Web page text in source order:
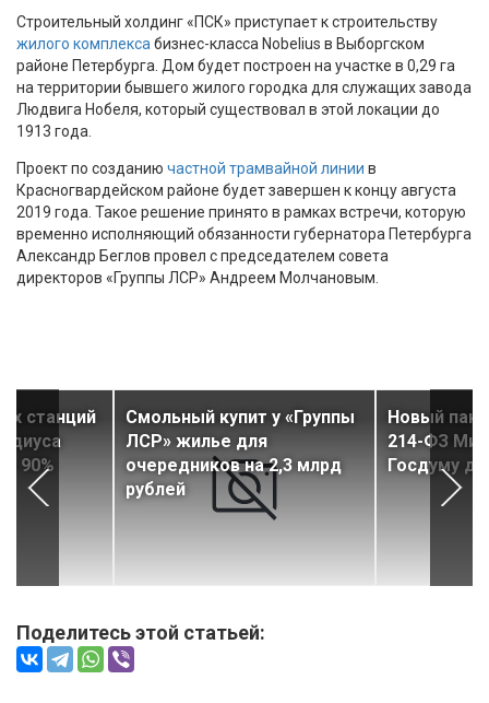
Строительный холдинг «ПСК» приступает к строительству
жилого комплекса бизнес-класса Nobelius в Выборгском
районе Петербурга. Дом будет построен на участке в 0,29 га
на территории бывшего жилого городка для служащих завода
Людвига Нобеля, который существовал в этой локации до
1913 года.
Проект по созданию частной трамвайной линии в
Красногвардейском районе будет завершен к концу августа
2019 года. Такое решение принято в рамках встречи, которую
временно исполняющий обязанности губернатора Петербурга
Александр Беглов провел с председателем совета
директоров «Группы ЛСР» Андреем Молчановым.
станций
90%
Смольный купит у «Группы
ЛСР» жилье для
очередников на 2,3 млрд
рублей
Новый
214-ФЗ
Госдуму
Поделитесь этой статьей: